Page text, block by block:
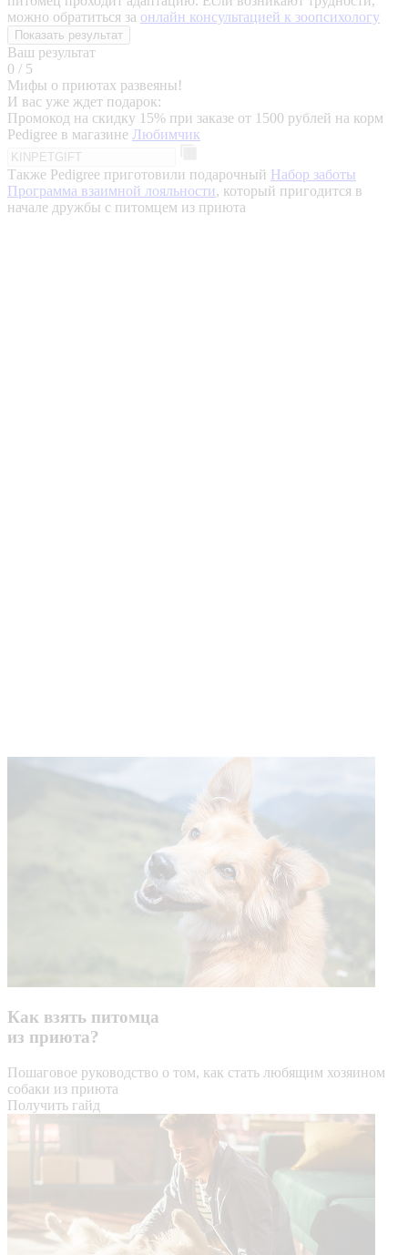
можно обратиться за онлайн консультацией к зоопсихологу
Показать результат
Ваш результат
0 / 5
Мифы о приютах развеяны!
И вас уже ждет подарок:
Промокод на скидку 15% при заказе от 1500 рублей на корм
Pedigree в магазине Любимчик
Также Pedigree приготовили подарочный Набор заботы
Программа взаимной лояльности, который пригодится в
начале дружбы с питомцем из приюта
Как взять питомца
из приюта?
Пошаговое руководство о том, как стать любящим хозяином
собаки из приюта
Получить гайд